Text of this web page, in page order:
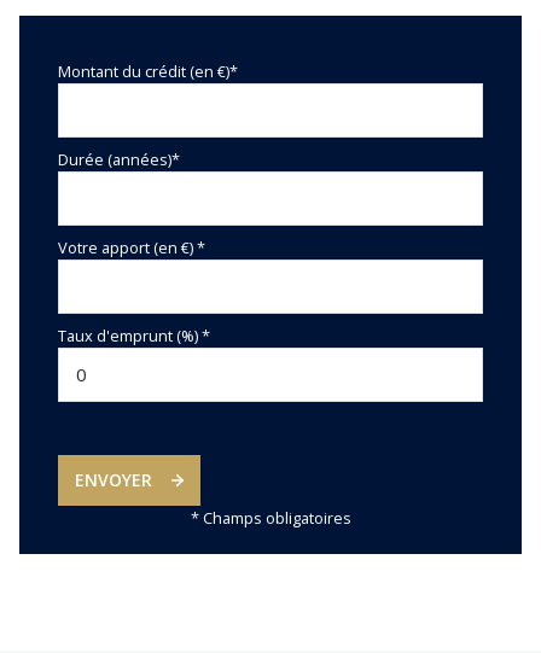
Montant du crédit (en €)*
Durée (années)*
Votre apport (en €) *
Taux d'emprunt (%) *
ENVOYER
* Champs obligatoires